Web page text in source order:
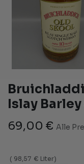
Islay
69,00 € Alle
( 98,57 € Liter)